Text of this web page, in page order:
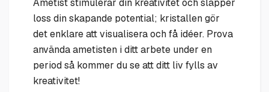
Ametist stimulerar din kreativitet och släpper
loss din skapande potential; kristallen gör
det enklare att visualisera och få idéer. Prova
använda ametisten i ditt arbete under en
period så kommer du se att ditt liv fylls av
kreativitet!